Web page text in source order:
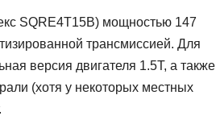
SQRE4T15B) мощностью 147
трансмиссией. Для
версия двигателя 1.5T, а также
(хотя у некоторых местных